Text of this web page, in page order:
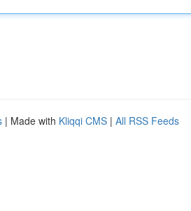
| Made with Kliqqi CMS | All RSS Feeds